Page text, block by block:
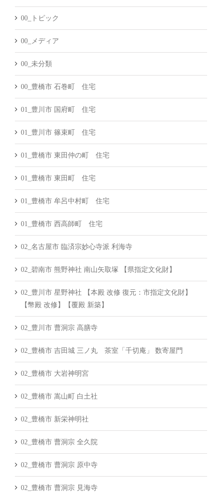
00_トピック
00_メディア
00_未分類
00_豊橋市 石巻町 住宅
01_豊川市 国府町 住宅
01_豊川市 篠束町 住宅
01_豊橋市 東田仲の町 住宅
01_豊橋市 東田町 住宅
01_豊橋市 牟呂中村町 住宅
01_豊橋市 西高師町 住宅
02_名古屋市 臨済宗妙心寺派 利海寺
02_碧南市 熊野神社 南山矢取塚 【県指定文化財】
02_豊川市 星野神社 【本殿 改修 復元：市指定文化財】
【幣殿 改修】【覆殿 新築】
02_豊川市 曹洞宗 高膳寺
02_豊橋市 吉田城 三ノ丸 茶室「千切庵」 数寄屋門
02_豊橋市 大岩神明宮
02_豊橋市 嵩山町 白土社
02_豊橋市 新栄神明社
02_豊橋市 曹洞宗 全久院
02_豊橋市 曹洞宗 原中寺
02_豊橋市 曹洞宗 見海寺